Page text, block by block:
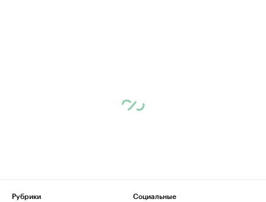
Рубрики
Социальные